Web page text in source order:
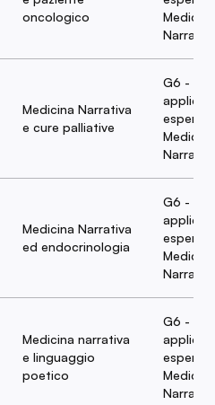
oncologico
Medicina
Medicina Narrativa
e cure palliative
G6 -
Medicina
Medicina Narrativa
ed endocrinologia
G6 -
Medicina
Medicina narrativa
e linguaggio
poetico
G6 -
Medicina